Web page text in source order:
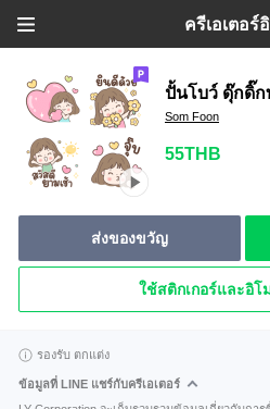
ครีเอเตอร์
ปั้นโบว์ ดุ๊กดิ๊
Som Foon
55THB
ส่งของขวัญ
ใช้สติกเกอร์และอิโ
รองรับ ตกแต่ง
ข้อมูลที่ LINE แชร์กับครีเอเตอร์